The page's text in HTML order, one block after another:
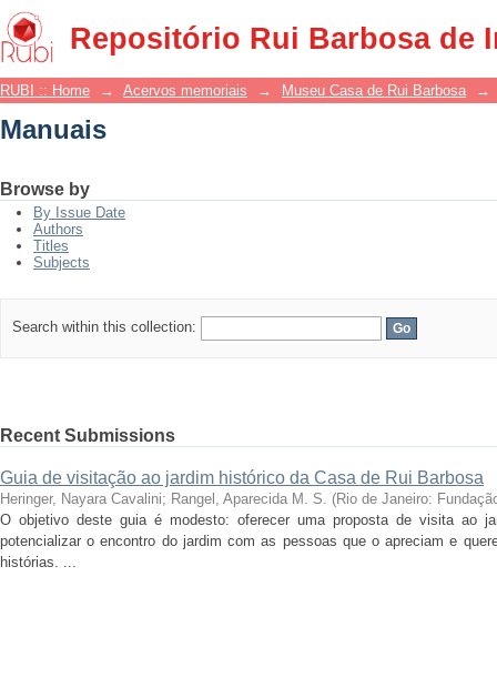
Repositório Rui Barbosa de
Manuais
RUBI :: Home → Acervos memoriais → Museu Casa de Rui Barbosa →
Manuais
Browse by
By Issue Date
Authors
Titles
Subjects
Search within this collection:
Recent Submissions
Guia de visitação ao jardim histórico da Casa de Rui Barbosa
Heringer, Nayara Cavalini; Rangel, Aparecida M. S. (Rio de Janeiro:
O objetivo deste guia é modesto: oferecer uma proposta de visita ao
potencializar o encontro do jardim com as pessoas que o apreciam e
histórias. ...